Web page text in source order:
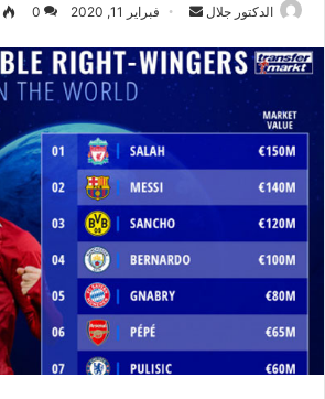
الدكتور جلال
أرسل
إلكترونيا
فبراير 11, 2020 0